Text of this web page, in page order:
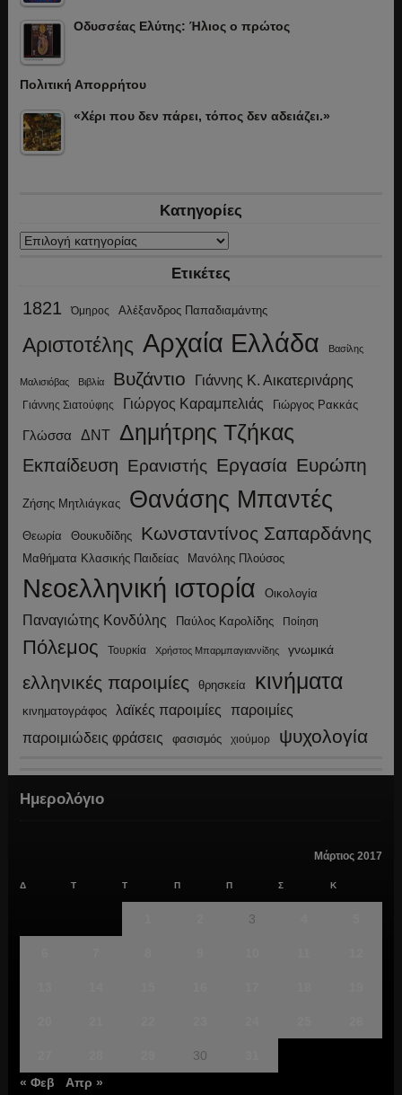
Οδυσσέας Ελύτης: Ήλιος ο πρώτος
Πολιτική Απορρήτου
«Χέρι που δεν πάρει, τόπος δεν αδειάζει.»
Κατηγορίες
Κατηγορίες
Ετικέτες
1821 Όμηρος Αλέξανδρος Παπαδιαμάντης
Αριστοτέλης Αρχαία Ελλάδα Βασίλης
Μαλισιόβας Βιβλία Βυζάντιο Γιάννης Κ. Αικατερινάρης
Γιάννης Σιατούφης Γιώργος Καραμπελιάς Γιώργος Ρακκάς
Γλώσσα ΔΝΤ Δημήτρης Τζήκας
Εκπαίδευση Ερανιστής Εργασία Ευρώπη
Ζήσης Μητλιάγκας Θανάσης Μπαντές
Θεωρία Θουκυδίδης Κωνσταντίνος Σαπαρδάνης
Μαθήματα Κλασικής Παιδείας Μανόλης Πλούσος
Νεοελληνική ιστορία Οικολογία
Παναγιώτης Κονδύλης Παύλος Καρολίδης Ποίηση
Πόλεμος Τουρκία Χρήστος Μπαρμπαγιαννίδης γνωμικά
ελληνικές παροιμίες θρησκεία κινήματα
κινηματογράφος λαϊκές παροιμίες παροιμίες
παροιμιώδεις φράσεις φασισμός χιούμορ ψυχολογία
Ημερολόγιο
Μάρτιος 2017
Δ Τ Τ Π Π Σ Κ
3
30
« Φεβ
Απρ »